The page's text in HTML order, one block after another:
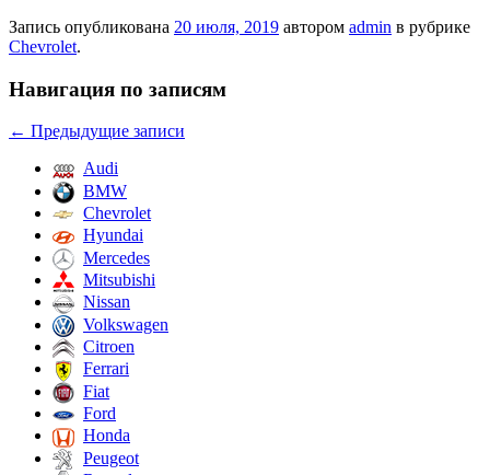
Запись опубликована 20 июля, 2019 автором admin в рубрике
Chevrolet.
Навигация по записям
← Предыдущие записи
Audi
BMW
Chevrolet
Hyundai
Mercedes
Mitsubishi
Nissan
Volkswagen
Citroen
Ferrari
Fiat
Ford
Honda
Peugeot